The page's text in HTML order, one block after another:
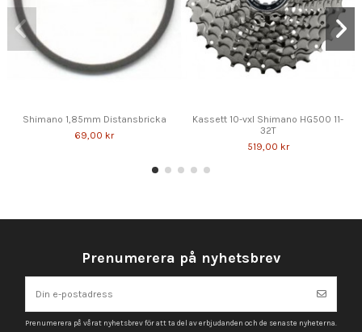
Shimano 1,85mm Distansbricka
69,00 kr
Kassett 10-vxl Shimano HG500 11-
32T
519,00 kr
Prenumerera på nyhetsbrev
Prenumerera på vårat nyhetsbrev för att ta del av erbjudanden och de senaste nyheterna.